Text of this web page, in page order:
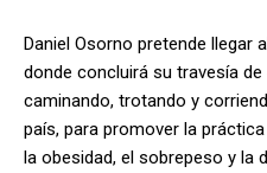
Daniel Osorno pretende llegar
donde concluirá su travesía
caminando, trotando y
país, para promover la
la obesidad, el sobrepeso y la